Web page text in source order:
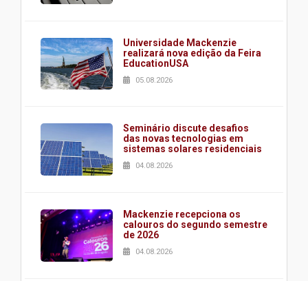
Universidade Mackenzie
realizará nova edição da Feira
EducationUSA
05.08.2026
Seminário discute desafios
das novas tecnologias em
sistemas solares residenciais
04.08.2026
Mackenzie recepciona os
calouros do segundo semestre
de 2026
04.08.2026